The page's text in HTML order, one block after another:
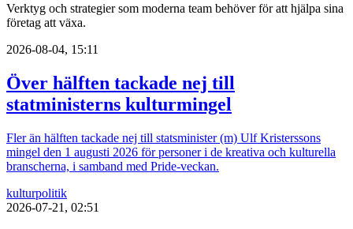
Verktyg och strategier som moderna team behöver för att hjälpa sina
företag att växa.
2026-08-04, 15:11
Över hälften tackade nej till
statministerns kulturmingel
Fler än hälften tackade nej till statsminister (m) Ulf Kristerssons
mingel den 1 augusti 2026 för personer i de kreativa och kulturella
branscherna, i samband med Pride-veckan.
kulturpolitik
2026-07-21, 02:51